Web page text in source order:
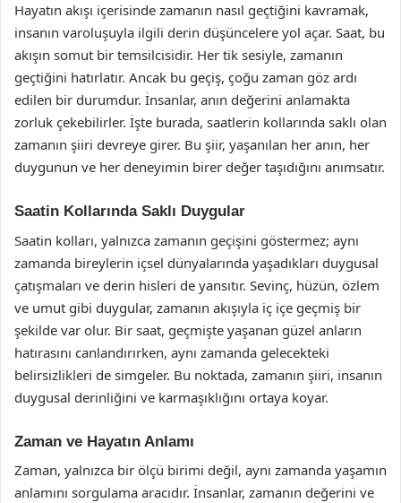
Hayatın akışı içerisinde zamanın nasıl geçtiğini kavramak,
insanın varoluşuyla ilgili derin düşüncelere yol açar. Saat, bu
akışın somut bir temsilcisidir. Her tik sesiyle, zamanın
geçtiğini hatırlatır. Ancak bu geçiş, çoğu zaman göz ardı
edilen bir durumdur. İnsanlar, anın değerini anlamakta
zorluk çekebilirler. İşte burada, saatlerin kollarında saklı olan
zamanın şiiri devreye girer. Bu şiir, yaşanılan her anın, her
duygunun ve her deneyimin birer değer taşıdığını anımsatır.
Saatin Kollarında Saklı Duygular
Saatin kolları, yalnızca zamanın geçişini göstermez; aynı
zamanda bireylerin içsel dünyalarında yaşadıkları duygusal
çatışmaları ve derin hisleri de yansıtır. Sevinç, hüzün, özlem
ve umut gibi duygular, zamanın akışıyla iç içe geçmiş bir
şekilde var olur. Bir saat, geçmişte yaşanan güzel anların
hatırasını canlandırırken, aynı zamanda gelecekteki
belirsizlikleri de simgeler. Bu noktada, zamanın şiiri, insanın
duygusal derinliğini ve karmaşıklığını ortaya koyar.
Zaman ve Hayatın Anlamı
Zaman, yalnızca bir ölçü birimi değil, aynı zamanda yaşamın
anlamını sorgulama aracıdır. İnsanlar, zamanın değerini ve